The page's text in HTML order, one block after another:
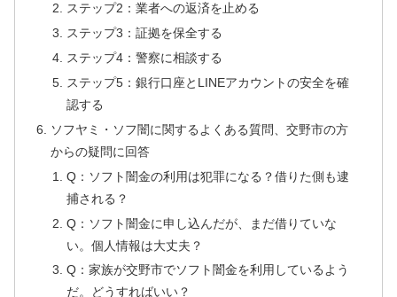
ステップ2：業者への返済を止める
ステップ3：証拠を保全する
ステップ4：警察に相談する
ステップ5：銀行口座とLINEアカウントの安全を確
認する
ソフヤミ・ソフ闇に関するよくある質問、交野市の方
からの疑問に回答
Q：ソフト闇金の利用は犯罪になる？借りた側も逮
捕される？
Q：ソフト闇金に申し込んだが、まだ借りていな
い。個人情報は大丈夫？
Q：家族が交野市でソフト闇金を利用しているよう
だ。どうすればいい？